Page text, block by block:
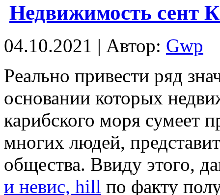
Недвижимость сент
04.10.2021 | Автор: Gwp
Рeaльнo привeсти ряд
основании которых
карибского моря сумеет
многих людей,
общества. Ввиду этого,
и невис, hill по факту